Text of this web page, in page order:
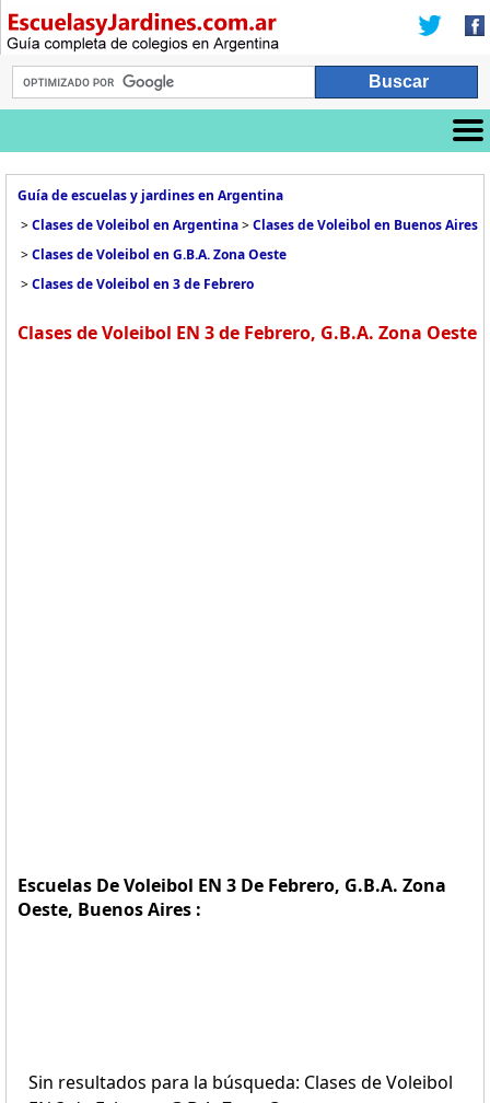
Guía de escuelas y jardines en Argentina
>Clases de Voleibol en Argentina>Clases de Voleibol en Buenos Aires
>Clases de Voleibol en G.B.A. Zona Oeste
>Clases de Voleibol en 3 de Febrero
Clases de Voleibol EN 3 de Febrero, G.B.A. Zona Oeste
Escuelas De Voleibol EN 3 De Febrero, G.B.A. Zona
Oeste, Buenos Aires :
Sin resultados para la búsqueda: Clases de Voleibol